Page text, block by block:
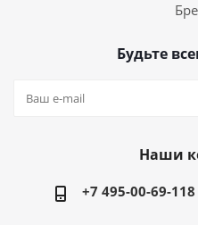
Будьте
Наши
+7 495-00-69-118